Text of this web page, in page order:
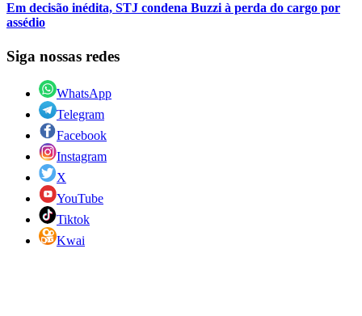
Em decisão inédita, STJ condena Buzzi à perda do cargo por
assédio
Siga nossas redes
WhatsApp
Telegram
Facebook
Instagram
X
YouTube
Tiktok
Kwai